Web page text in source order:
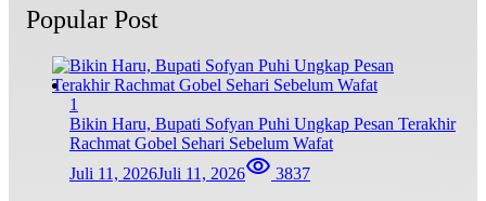
Popular Post
1
Bikin Haru, Bupati Sofyan Puhi Ungkap Pesan Terakhir
Rachmat Gobel Sehari Sebelum Wafat
Juli 11, 2026Juli 11, 2026 3837